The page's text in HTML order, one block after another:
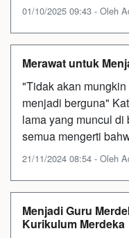
01/10/2025 09:43 - Oleh
Merawat untuk
"Tidak akan
menjadi berguna"
lama yang muncul
semua mengerti
21/11/2024 08:54 - Oleh
Menjadi Guru
Kurikulum Merdeka